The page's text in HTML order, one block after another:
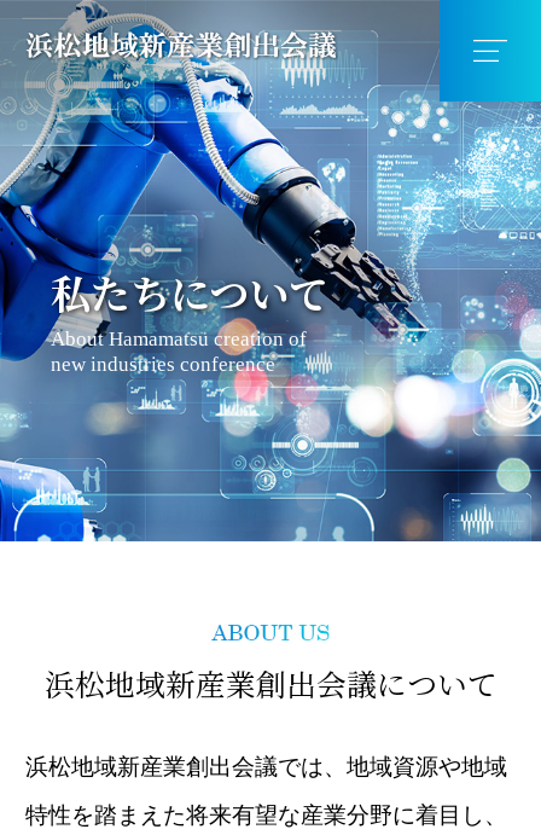
私たちについて
About Hamamatsu creation of
new industries conference
浜松地域新産業創出会議について
浜松地域新産業創出会議では、地域資源や地域
特性を踏まえた将来有望な産業分野に着目し、